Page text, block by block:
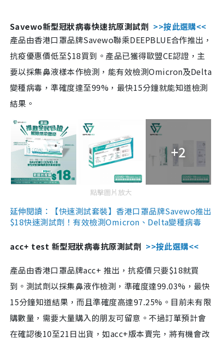
Savewo新型冠狀病毒快速抗原測試劑 >>按此選購<<
產品由香港口罩品牌Savewo聯乘DEEPBLUE合作推出，
抗疫優惠價低至$18買到。產品已獲得歐盟CE認證，主
要以採集鼻液樣本作檢測，能有效檢測Omicron及Delta
變種病毒，準確度達至99%，最快15分鐘就能知道檢測
結果。
+2
點擊圖片放大
延伸閱讀：【快速測試套裝】香港口罩品牌Savewo推出
$18快速測試劑！有效檢測Omicron、Delta變種病毒
acc+ test 新型冠狀病毒抗原測試劑 >>按此選購<<
產品由香港口罩品牌acc+ 推出，抗疫價只要$18就買
到。測試劑以採集鼻液作檢測，準確度達99.03%，最快
15分鐘知道結果，而且準確度高達97.25%。目前未有限
購數量，需要大量購入的朋友可留意。不過訂單預計會
在確認後10至21日出貨，如acc+版本賣完，將有機會改